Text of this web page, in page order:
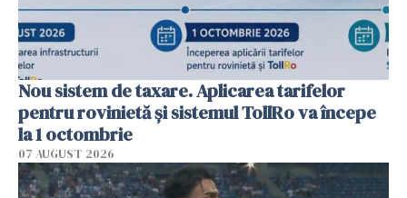
Nou sistem de taxare. Aplicarea tarifelor
pentru rovinietă şi sistemul TollRo va începe
la 1 octombrie
07 AUGUST 2026